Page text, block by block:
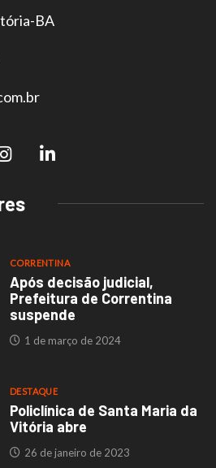
BA
CORRENTINA
Após decisão judicial,
Prefeitura de Correntina
suspende
1 de março de 2024
DESTAQUE
Policlínica de Santa Maria da
Vitória abre
26 de janeiro de 2023